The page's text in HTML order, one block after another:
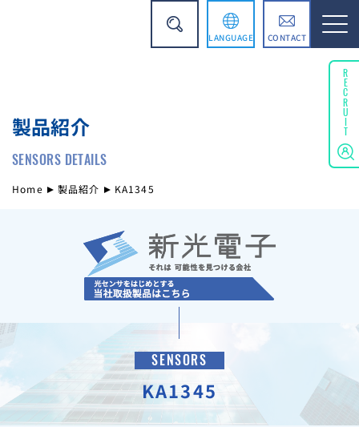
LANGUAGE CONTACT
製品紹介
SENSORS DETAILS
Home 製品紹介 KA1345
SENSORS
KA1345
RECRUIT